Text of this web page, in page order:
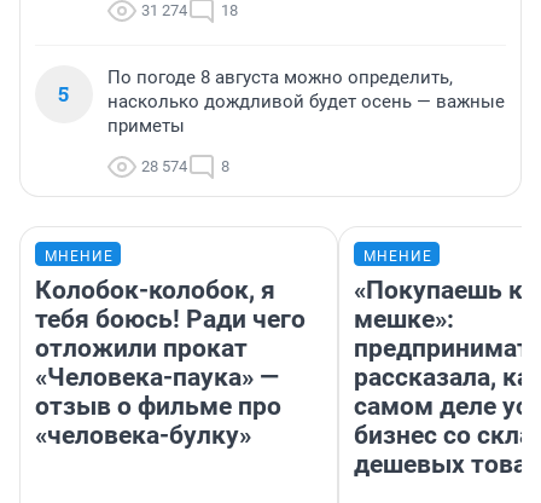
31 274 18
5
По погоде 8 августа можно определить,
насколько дождливой будет осень — важные
приметы
28 574 8
МНЕНИЕ
Колобок-колобок, я
тебя боюсь! Ради чего
отложили прокат
«Человека-паука» —
отзыв о фильме про
«человека-булку»
МНЕНИЕ
«Покупаешь
мешке»:
рассказала,
самом деле
бизнес со
дешевых